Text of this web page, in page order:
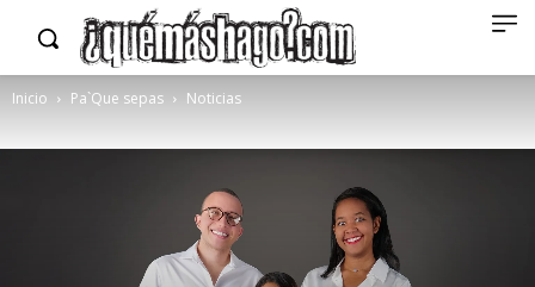
Inicio Pa`Que sepas Noticias